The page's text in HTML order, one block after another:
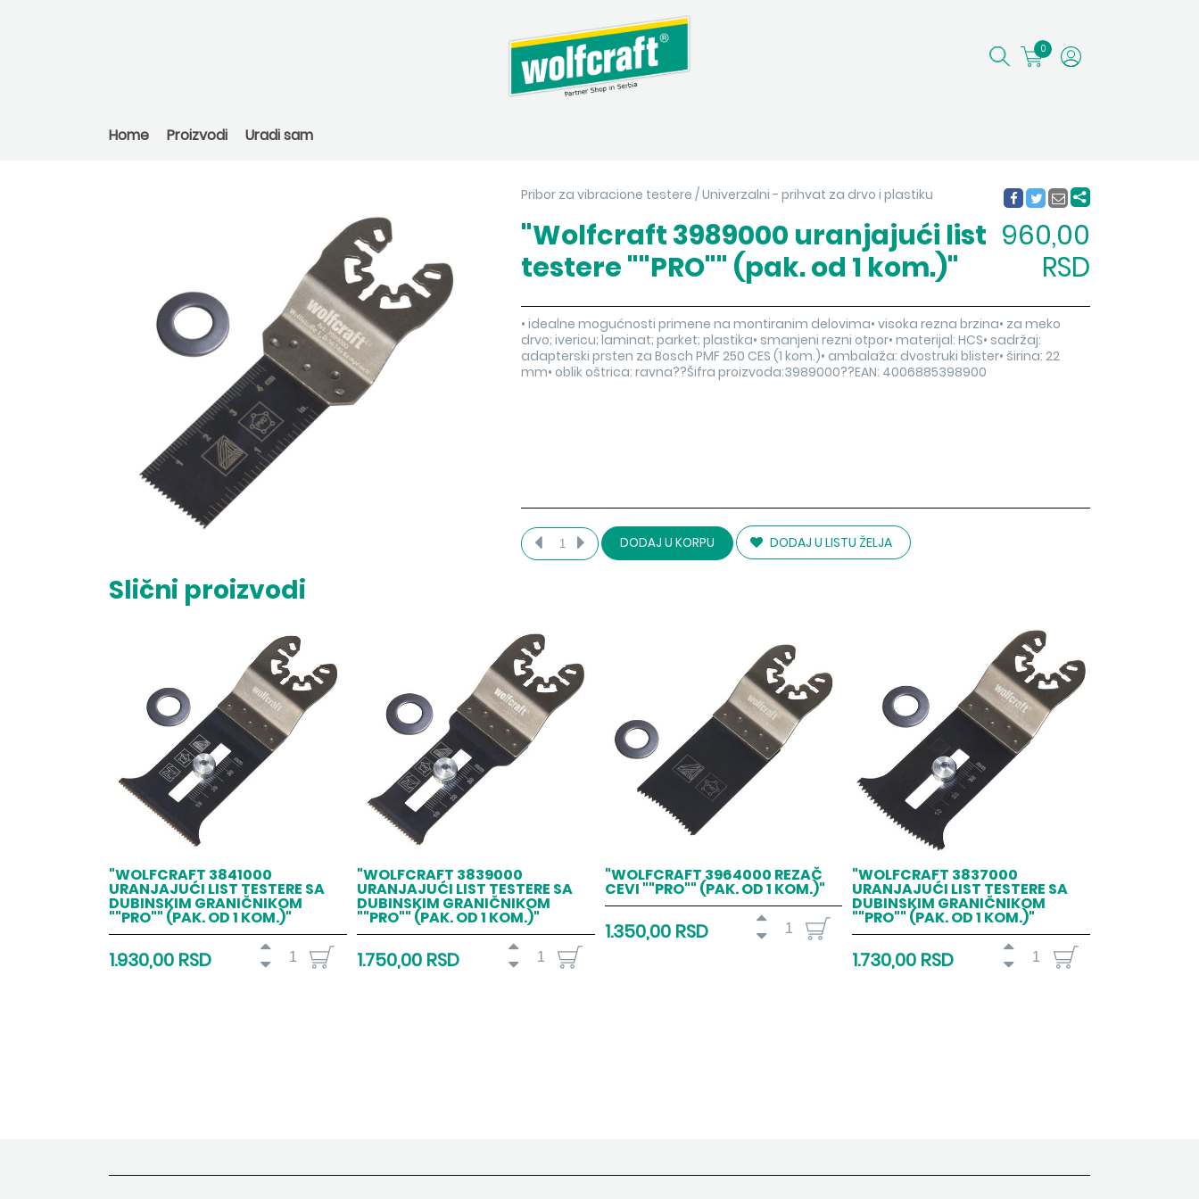
0
Home Proizvodi Uradi sam
Pribor za vibracione testere /Univerzalni - prihvat za drvo i plastiku
"Wolfcraft 3989000 uranjajući list
testere ""PRO"" (pak. od 1 kom.)"
960,00
RSD
• idealne mogućnosti primene na montiranim delovima• visoka rezna brzina• za meko
drvo; ivericu; laminat; parket; plastika• smanjeni rezni otpor• materijal: HCS• sadržaj:
adapterski prsten za Bosch PMF 250 CES (1 kom.)• ambalaža: dvostruki blister• širina: 22
mm• oblik oštrica: ravna??Šifra proizvoda:3989000??EAN: 4006885398900
DODAJ U KORPU DODAJ U LISTU ŽELJA
Slični proizvodi
"WOLFCRAFT 3841000
URANJAJUĆI LIST TESTERE SA
DUBINSKIM GRANIČNIKOM
""PRO"" (PAK. OD 1 KOM.)"
1.930,00 RSD
"WOLFCRAFT 3839000
URANJAJUĆI LIST TESTERE SA
DUBINSKIM GRANIČNIKOM
""PRO"" (PAK. OD 1 KOM.)"
1.750,00 RSD
"WOLFCRAFT 3964000 REZAČ
CEVI ""PRO"" (PAK. OD 1 KOM.)"
1.350,00 RSD
"WOLFCRAFT 3837000
URANJAJUĆI LIST TESTERE SA
DUBINSKIM GRANIČNIKOM
""PRO"" (PAK. OD 1 KOM.)"
1.730,00 RSD